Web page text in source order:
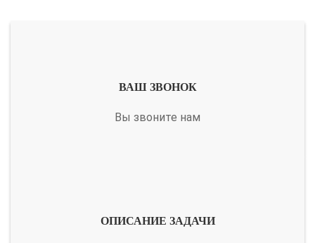
ВАШ ЗВОНОК
Вы звоните нам
ОПИСАНИЕ ЗАДАЧИ